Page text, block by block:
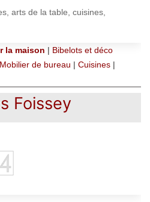
arts de la table, cuisines,
la maison | Bibelots et déco
Mobilier de bureau | Cuisines |
Foissey